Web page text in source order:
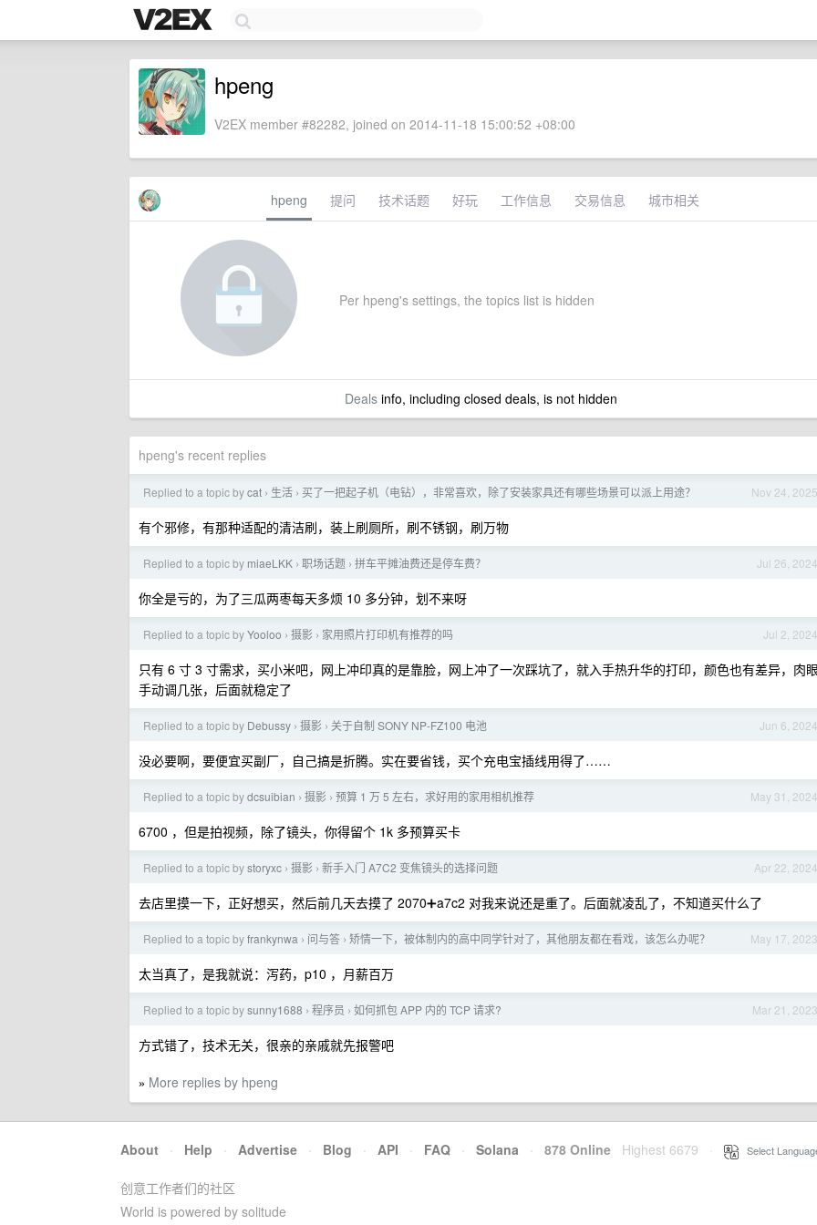
hpeng
V2EX member #82282, joined on 2014-11-18 15:00:52 +08:00
hpeng 提问 技术话题 好玩 工作信息 交易信息 城市相关
Per hpeng's settings, the topics list is hidden
Dealsinfo, including closed deals, is not hidden
hpeng's recent replies
Nov 24, 2025
Replied to a topic bycat › 生活 › 买了一把起子机（电钻），非常喜欢，除了安装家具还有哪些场景可以派上用途？
有个邪修，有那种适配的清洁刷，装上刷厕所，刷不锈钢，刷万物
Jul 26, 2024
Replied to a topic by miaeLKK › 职场话题 › 拼车平摊油费还是停车费？
你全是亏的，为了三瓜两枣每天多烦 10 多分钟，划不来呀
Jul 2, 2024
Replied to a topic byYooloo › 摄影 › 家用照片打印机有推荐的吗
只有 6 寸 3 寸需求，买小米吧，网上冲印真的是靠脸，网上冲了一次踩坑了，就入手热升华的打印，颜色也有差异，肉眼
手动调几张，后面就稳定了
Jun 6, 2024
Replied to a topic by Debussy › 摄影 › 关于自制 SONY NP-FZ100 电池
没必要啊，要便宜买副厂，自己搞是折腾。实在要省钱，买个充电宝插线用得了……
May 31, 2024
Replied to a topic bydcsuibian › 摄影 › 预算 1 万 5 左右，求好用的家用相机推荐
6700 ，但是拍视频，除了镜头，你得留个 1k 多预算买卡
Apr 22, 2024
Replied to a topic bystoryxc › 摄影 › 新手入门 A7C2 变焦镜头的选择问题
去店里摸一下，正好想买，然后前几天去摸了 2070➕a7c2 对我来说还是重了。后面就凌乱了，不知道买什么了
May 17, 2023
Replied to a topic byfrankynwa › 问与答 › 矫情一下，被体制内的高中同学针对了，其他朋友都在看戏，该怎么办呢？
太当真了，是我就说：泻药，p10 ，月薪百万
Mar 21, 2023
Replied to a topic bysunny1688 › 程序员 › 如何抓包 APP 内的 TCP 请求?
方式错了，技术无关，很亲的亲戚就先报警吧
» More replies by hpeng
About · Help · Advertise · Blog · API · FAQ · Solana · 878 Online Highest 6679 Select
创意工作者们的社区
World is powered by solitude